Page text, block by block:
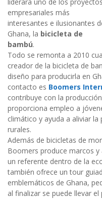
liderara uno de los proyectos
empresariales más
interesantes e ilusionantes
Ghana, la bicicleta de
bambú.
Todo se remonta a 2010
creador de la bicicleta de
diseño para producirla en
contacto es Boomers
contribuye con la
proporciona empleo a
climático y ayuda a aliviar
rurales.
Además de bicicletas de
Boomers produce marcos
un referente dentro de la
también ofrece un tour
emblemáticos de Ghana,
al finalizar se puede llevar el